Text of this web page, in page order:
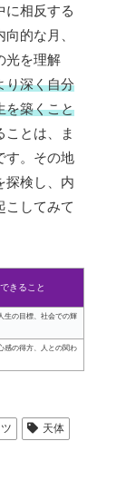
に相反する
的な月、
光を理解
り深く自分
を築くこと
ことは、ま
す。その地
探検し、内
こしてみて
きること
生の目標、社会での輝
感の得方、人との関わ
天体